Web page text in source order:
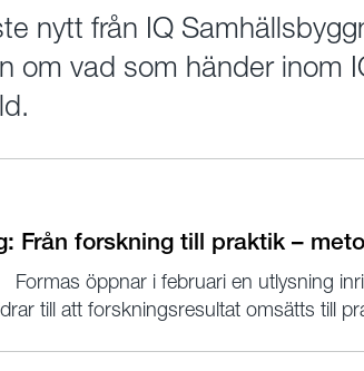
nytt från IQ
om vad som händer inom
Från forskning till praktik –
Formas öppnar i februari en utlysning
till att forskningsresultat omsätts till